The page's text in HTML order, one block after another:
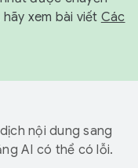
xem bài viết Các
nội dung sang
AI có thể có lỗi.